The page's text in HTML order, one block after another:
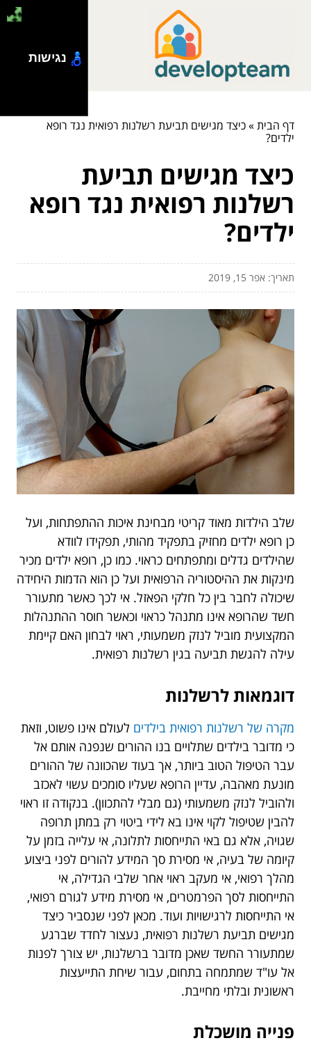
דף הבית»כיצד מגישים תביעת רשלנות רפואית נגד רופא
ילדים?
כיצד מגישים תביעת
רשלנות רפואית נגד רופא
ילדים?
תאריך: אפר 15, 2019
שלב הילדות מאוד קריטי מבחינת איכות ההתפתחות, ועל
כן רופא ילדים מחזיק בתפקיד מהותי, תפקידו לוודא
שהילדים גדלים ומתפתחים כראוי. כמו כן, רופא ילדים מכיר
מינקות את ההיסטוריה הרפואית ועל כן הוא הדמות היחידה
שיכולה לחבר בין כל חלקי הפאזל. אי לכך כאשר מתעורר
חשד שהרופא אינו מתנהל כראוי וכאשר חוסר ההתנהלות
המקצועית מוביל לנזק משמעותי, ראוי לבחון האם קיימת
עילה להגשת תביעה בגין רשלנות רפואית.
דוגמאות לרשלנות
מקרה של רשלנות רפואית בילדים לעולם אינו פשוט, וזאת
כי מדובר בילדים שתלויים בנו ההורים שנפנה אותם אל
עבר הטיפול הטוב ביותר, אך בעוד שהכוונה של ההורים
מונעת מאהבה, עדיין הרופא שעליו סומכים עשוי לאכזב
ולהוביל לנזק משמעותי (גם מבלי להתכוון). בנקודה זו ראוי
להבין שטיפול לקוי אינו בא לידי ביטוי רק במתן תרופה
שגויה, אלא גם באי התייחסות לתלונה, אי עלייה בזמן על
קיומה של בעיה, אי מסירת סך המידע להורים לפני ביצוע
מהלך רפואי, אי מעקב ראוי אחר שלבי הגדילה, אי
התייחסות לסך הפרמטרים, אי מסירת מידע לגורם רפואי,
אי התייחסות לרגישויות ועוד. מכאן לפני שנסביר כיצד
מגישים תביעת רשלנות רפואית, נעצור לחדד שברגע
שמתעורר החשד שאכן מדובר ברשלנות, יש צורך לפנות
אל עו"ד שמתמחה בתחום, עבור שיחת התייעצות
ראשונית ובלתי מחייבת.
פנייה מושכלת
נגישות